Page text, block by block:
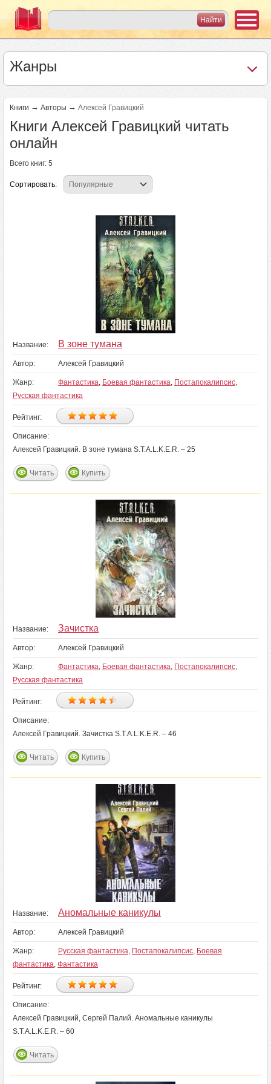
Жанры
Книги → Авторы → Алексей Гравицкий
Книги Алексей Гравицкий читать
онлайн
Всего книг: 5
Сортировать:
Название: В зоне тумана
Автор: Алексей Гравицкий
Жанр: Фантастика, Боевая фантастика, Постапокалипсис,
Русская фантастика
Рейтинг:
Описание:
Алексей Гравицкий. В зоне тумана S.T.A.L.K.E.R. – 25
Читать Купить
Название: Зачистка
Автор: Алексей Гравицкий
Жанр: Фантастика, Боевая фантастика, Постапокалипсис,
Русская фантастика
Рейтинг:
Описание:
Алексей Гравицкий. Зачистка S.T.A.L.K.E.R. – 46
Читать Купить
Название: Аномальные каникулы
Автор: Алексей Гравицкий
Жанр: Русская фантастика, Постапокалипсис, Боевая
фантастика, Фантастика
Рейтинг:
Описание:
Алексей Гравицкий, Сергей Палий. Аномальные каникулы
S.T.A.L.K.E.R. – 60
Читать